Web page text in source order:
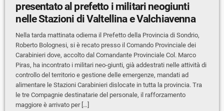
presentato al prefetto i militari neogiunti
nelle Stazioni di Valtellina e Valchiavenna
Nella tarda mattinata odierna il Prefetto della Provincia di Sondrio,
Roberto Bolognesi, si è recato presso il Comando Provinciale dei
Carabinieri dove, accolto dal Comandante Provinciale Col. Marco
Piras, ha incontrato i militari neo-giunti, già addestrati nelle attività di
controllo del territorio e gestione delle emergenze, mandati ad
alimentare le Stazioni Carabinieri dislocate in tutta la provincia. Tra
le tre Compagnie destinatarie del personale, il rafforzamento
maggiore è arrivato per […]